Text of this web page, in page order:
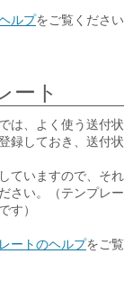
ルプをご覧ください
ート
は、よく使う送付
録しておき、送付
ていますので、そ
さい。（テンプレ
す）
ートのヘルプをご